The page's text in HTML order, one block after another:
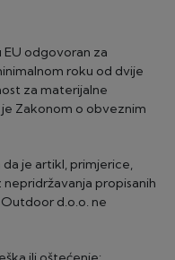
odgovoran za
roku od dvije
za materijalne
Zakonom o obveznim
je artikl, primjerice,
propisanih
d.o.o. ne